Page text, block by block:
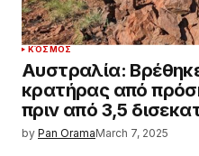
ΚΌΣΜΟΣ
Αυστραλία:
κρατήρας από
πριν από 3,5
by Pan OramaMarch 7, 2025